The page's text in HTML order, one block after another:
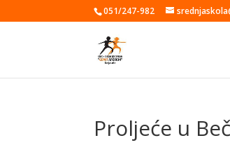
051/247-982
Proljeće u